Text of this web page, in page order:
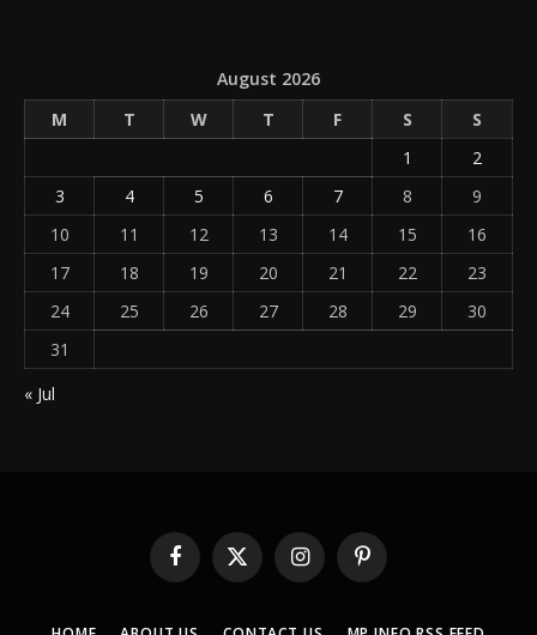
August 2026
M
T W T F S
S
1
2
3
4 5 6 7 8
9
10
11 12 13 14 15
16
17
18 19 20 21 22
23
24
25 26 27 28 29
30
31
« Jul
Facebook
X
(Twitter)
InstagramPinterest